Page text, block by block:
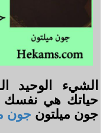
الشيء الوحيد
حياتك هي نفسك
جون ميلتون جون